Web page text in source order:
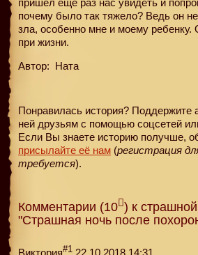
почему было так тяжело? Ведь он
зла, особенно мне и моему
при жизни.
Автор: Ната
Понравилась история? Поддержите
ней друзьям с помощью соцсетей
Если Вы знаете историю получше,
присылайте её нам (регистрация
требуется).
Комментарии (10 ) к
"Страшная ночь после
Виктория#1 22.10.2018 14:31